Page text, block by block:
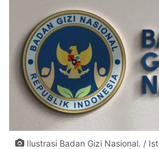
Ilustrasi Badan Gizi Nasional. / Ist